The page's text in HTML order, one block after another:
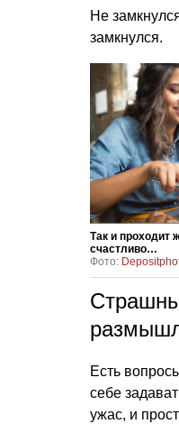
Не
замкнулся.
Так и проходит
счастливо…
Фото:
Есть
себе
ужас, и